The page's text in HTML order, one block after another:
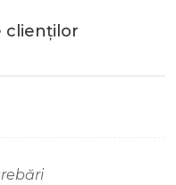
clienților